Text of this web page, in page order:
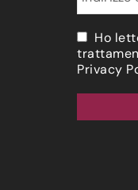
Ho
Privacy